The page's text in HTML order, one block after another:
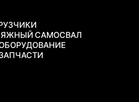
САМОСВАЛ